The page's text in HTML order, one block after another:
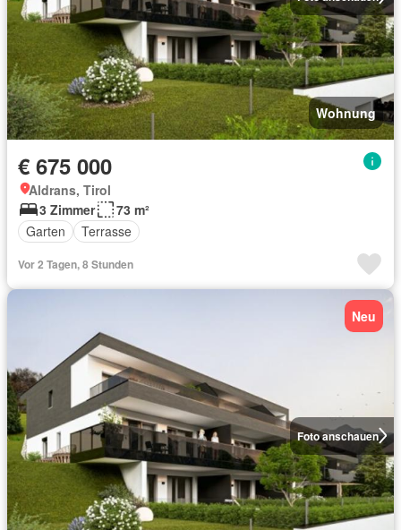
Wohnung
€ 675 000
Aldrans, Tirol
3 Zimmer
73 m²
Garten
Terrasse
Vor 2 Tagen, 8 Stunden
Foto anschauen
Neu